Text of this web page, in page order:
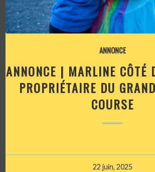
ANNONCE
ANNONCE | MARLINE CÔTÉ
PROPRIÉTAIRE DU
COURSE
22 juin, 2025